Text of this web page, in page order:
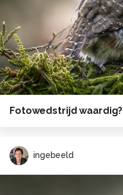
Fotowedstrijd waardig?
ingebeeld